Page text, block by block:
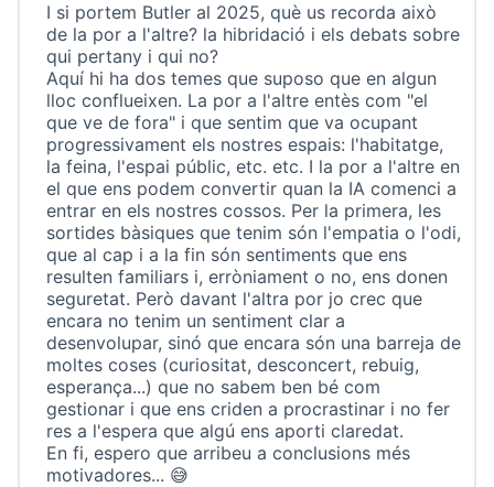
I si portem Butler al 2025, què us recorda això
de la por a l'altre? la hibridació i els debats sobre
qui pertany i qui no?
Aquí hi ha dos temes que suposo que en algun
lloc conflueixen. La por a l'altre entès com "el
que ve de fora" i que sentim que va ocupant
progressivament els nostres espais: l'habitatge,
la feina, l'espai públic, etc. etc. I la por a l'altre en
el que ens podem convertir quan la IA comenci a
entrar en els nostres cossos. Per la primera, les
sortides bàsiques que tenim són l'empatia o l'odi,
que al cap i a la fin són sentiments que ens
resulten familiars i, erròniament o no, ens donen
seguretat. Però davant l'altra por jo crec que
encara no tenim un sentiment clar a
desenvolupar, sinó que encara són una barreja de
moltes coses (curiositat, desconcert, rebuig,
esperança...) que no sabem ben bé com
gestionar i que ens criden a procrastinar i no fer
res a l'espera que algú ens aporti claredat.
En fi, espero que arribeu a conclusions més
motivadores... 😅